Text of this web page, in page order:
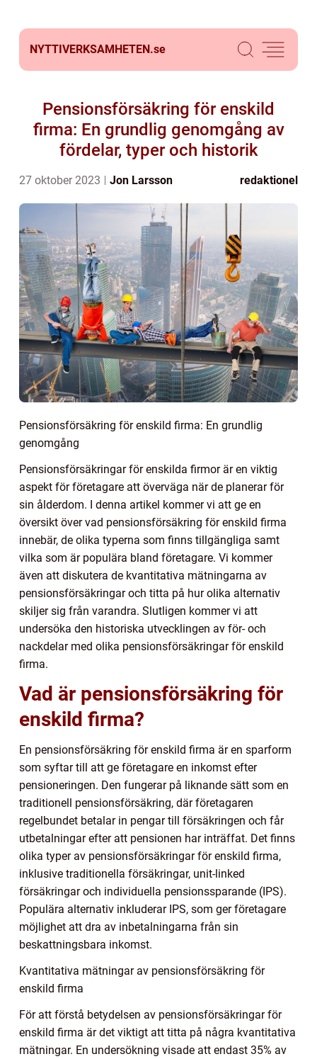
NYTTIVERKSAMHETEN.se
Pensionsförsäkring för enskild
firma: En grundlig genomgång av
fördelar, typer och historik
27 oktober 2023 Jon Larsson redaktionel
Pensionsförsäkring för enskild firma: En grundlig
genomgång
Pensionsförsäkringar för enskilda firmor är en viktig
aspekt för företagare att överväga när de planerar för
sin ålderdom. I denna artikel kommer vi att ge en
översikt över vad pensionsförsäkring för enskild firma
innebär, de olika typerna som finns tillgängliga samt
vilka som är populära bland företagare. Vi kommer
även att diskutera de kvantitativa mätningarna av
pensionsförsäkringar och titta på hur olika alternativ
skiljer sig från varandra. Slutligen kommer vi att
undersöka den historiska utvecklingen av för- och
nackdelar med olika pensionsförsäkringar för enskild
firma.
Vad är pensionsförsäkring för
enskild firma?
En pensionsförsäkring för enskild firma är en sparform
som syftar till att ge företagare en inkomst efter
pensioneringen. Den fungerar på liknande sätt som en
traditionell pensionsförsäkring, där företagaren
regelbundet betalar in pengar till försäkringen och får
utbetalningar efter att pensionen har inträffat. Det finns
olika typer av pensionsförsäkringar för enskild firma,
inklusive traditionella försäkringar, unit-linked
försäkringar och individuella pensionssparande (IPS).
Populära alternativ inkluderar IPS, som ger företagare
möjlighet att dra av inbetalningarna från sin
beskattningsbara inkomst.
Kvantitativa mätningar av pensionsförsäkring för
enskild firma
För att förstå betydelsen av pensionsförsäkringar för
enskild firma är det viktigt att titta på några kvantitativa
mätningar. En undersökning visade att endast 35% av